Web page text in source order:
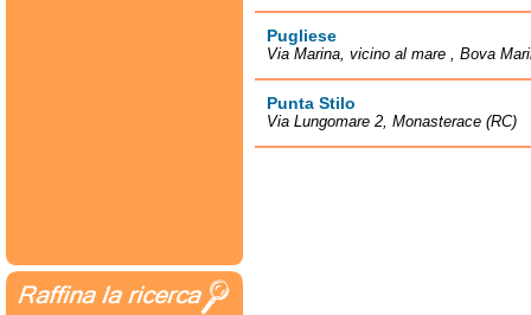
Pugliese
Via Marina, vicino al mare , Bova
Punta Stilo
Via Lungomare 2, Monasterace (RC)